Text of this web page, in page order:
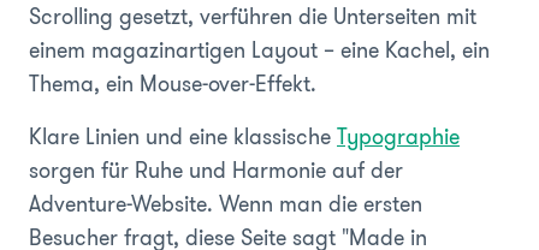
Scrolling gesetzt, verführen die Unterseiten mit
einem magazinartigen Layout – eine Kachel, ein
Thema, ein Mouse-over-Effekt.
Klare Linien und eine klassischeTypographie
sorgen für Ruhe und Harmonie auf der
Adventure-Website. Wenn man die ersten
Besucher fragt, diese Seite sagt "Made in